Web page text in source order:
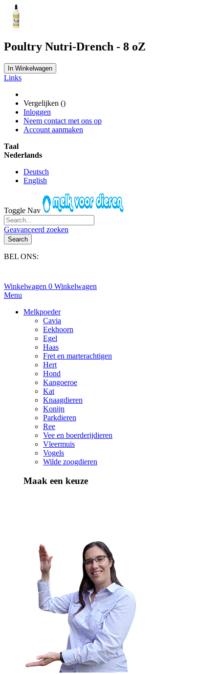
Poultry Nutri-Drench - 8 oZ
In Winkelwagen
Links
Vergelijken ()
Inloggen
Neem contact met ons op
Account aanmaken
Taal
Nederlands
Deutsch
English
Toggle Nav
Geavanceerd zoeken
Search
BEL ONS:
Winkelwagen 0 Winkelwagen
Menu
Melkpoeder
Cavia
Eekhoorn
Egel
Haas
Fret en marterachtigen
Hert
Hond
Kangoeroe
Kat
Knaagdieren
Konijn
Parkdieren
Ree
Vee en boerderijdieren
Vleermuis
Vogels
Wilde zoogdieren
Maak een keuze